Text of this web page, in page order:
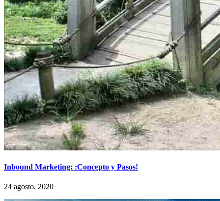
Inbound Marketing: ¡Concepto y Pasos!
24 agosto, 2020